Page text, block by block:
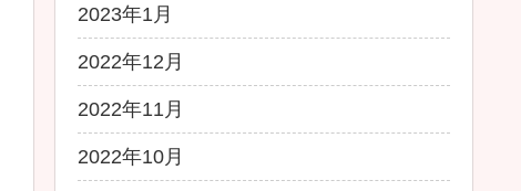
2023年1月
2022年12月
2022年11月
2022年10月